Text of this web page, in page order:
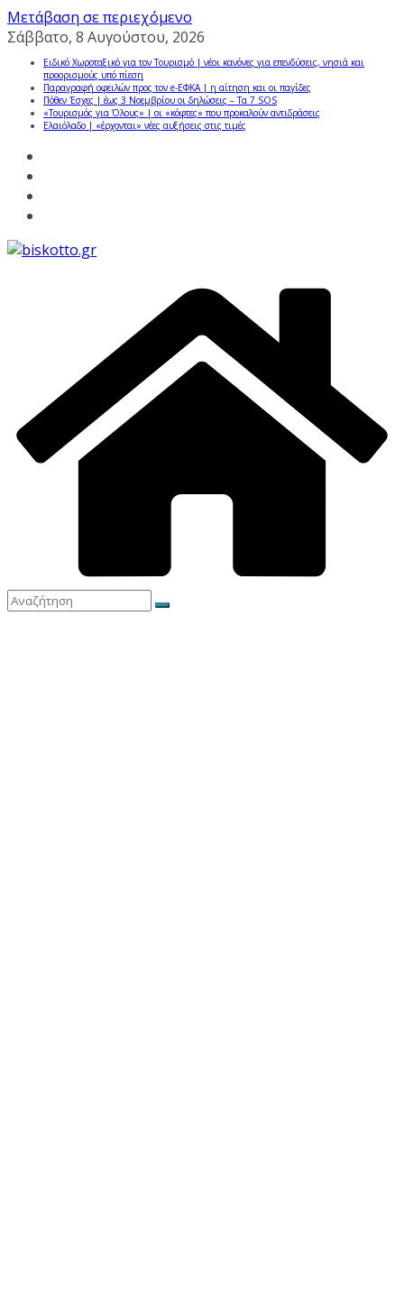
Μετάβαση σε περιεχόμενο
Σάββατο, 8 Αυγούστου, 2026
Ειδικό Χωροταξικό για τον Τουρισμό | νέοι κανόνες για επενδύσεις, νησιά και
προορισμούς υπό πίεση
Παραγραφή οφειλών προς τον e-ΕΦΚΑ | η αίτηση και οι παγίδες
Πόθεν Έσχες | έως 3 Νοεμβρίου οι δηλώσεις – Τα 7 SOS
«Τουρισμός για Όλους» | οι «κόφτες» που προκαλούν αντιδράσεις
Ελαιόλαδο | «έρχονται» νέες αυξήσεις στις τιμές